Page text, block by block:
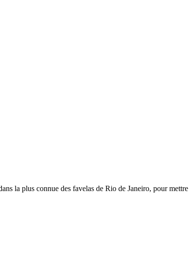
la plus connue des favelas de Rio de Janeiro, pour mettre